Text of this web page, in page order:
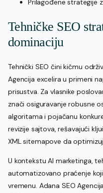
Prilagođene strategije
Tehničke SEO
dominaciju
Tehnički SEO čini kičmu
Agencija excelira u primeni
prisustva. Za vlasnike
znači osiguravanje robusne
algoritama i pojačanu
revizije sajtova, rešavajući
XML sitemapove da
U kontekstu AI marketinga,
automatizovano praćenje
vremenu. Adana SEO